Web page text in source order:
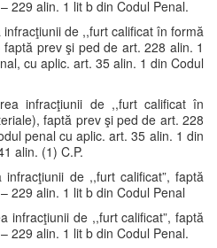
229 alin. 1 lit b din Codul Penal.
de ,,furt calificat în formă
prev şi ped de art. 228 alin. 1
cu aplic. art. 35 alin. 1 din Codul
infracţiunii de ,,furt calificat în
faptă prev şi ped de art. 228
penal cu aplic. art. 35 alin. 1 din
alin. (1) C.P.
infracţiunii de ,,furt calificat”, faptă
229 alin. 1 lit b din Codul Penal
infracţiunii de ,,furt calificat”, faptă
229 alin. 1 lit b din Codul Penal.